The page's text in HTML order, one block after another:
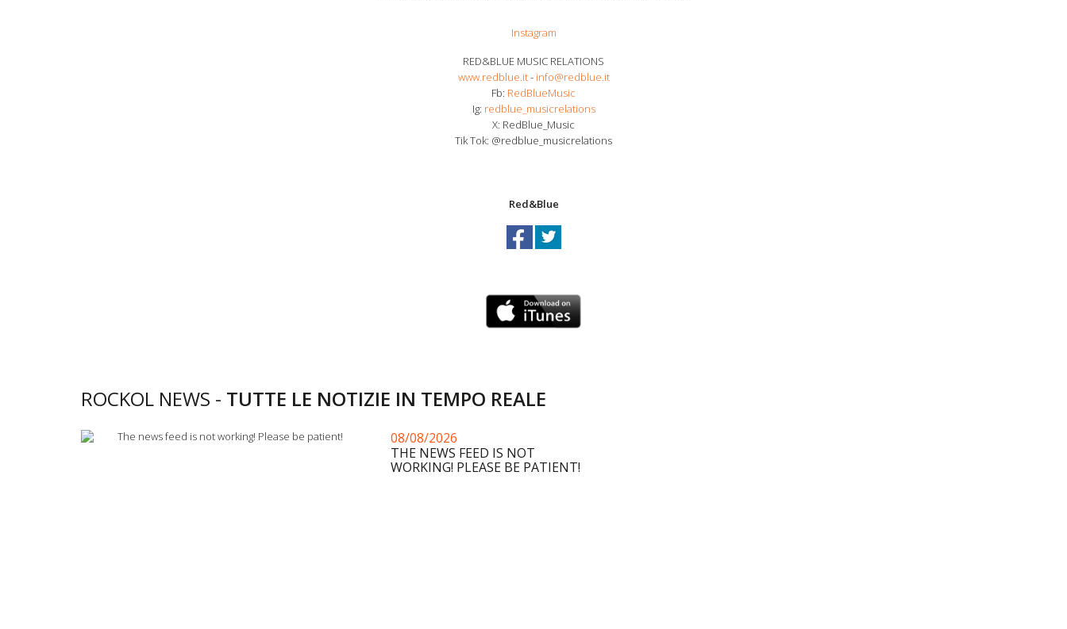
Instagram
RED&BLUE MUSIC RELATIONS
www.redblue.it- info@redblue.it
Fb: RedBlueMusic
Ig: redblue_musicrelations
X: RedBlue_Music
Tik Tok: @redblue_musicrelations
Red&Blue
ROCKOL NEWS - TUTTE LE NOTIZIE IN TEMPO REALE
08/08/2026
THE NEWS FEED IS NOT
WORKING! PLEASE BE PATIENT!